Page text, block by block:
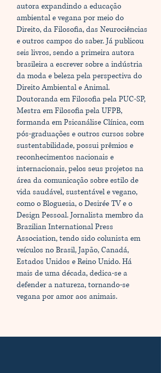
autora expandindo a educação
ambiental e vegana por meio do
Direito, da Filosofia, das Neurociências
e outros campos do saber. Já publicou
seis livros, sendo a primeira autora
brasileira a escrever sobre a indústria
da moda e beleza pela perspectiva do
Direito Ambiental e Animal.
Doutoranda em Filosofia pela PUC-SP,
Mestra em Filosofia pela UFPB,
formanda em Psicanálise Clínica, com
pós-graduações e outros cursos sobre
sustentabilidade, possui prêmios e
reconhecimentos nacionais e
internacionais, pelos seus projetos na
área da comunicação sobre estilo de
vida saudável, sustentável e vegano,
como o Bloguesia, o Desirée TV e o
Design Pessoal. Jornalista membro da
Brazilian International Press
Association, tendo sido colunista em
veículos no Brasil, Japão, Canadá,
Estados Unidos e Reino Unido. Há
mais de uma década, dedica-se a
defender a natureza, tornando-se
vegana por amor aos animais.